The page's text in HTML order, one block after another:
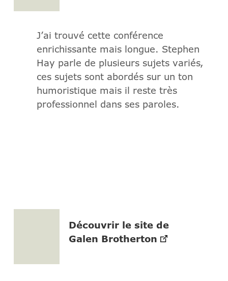
J’ai trouvé cette conférence
enrichissante mais longue. Stephen
Hay parle de plusieurs sujets variés,
ces sujets sont abordés sur un ton
humoristique mais il reste très
professionnel dans ses paroles.
Découvrir le site de
Galen Brotherton